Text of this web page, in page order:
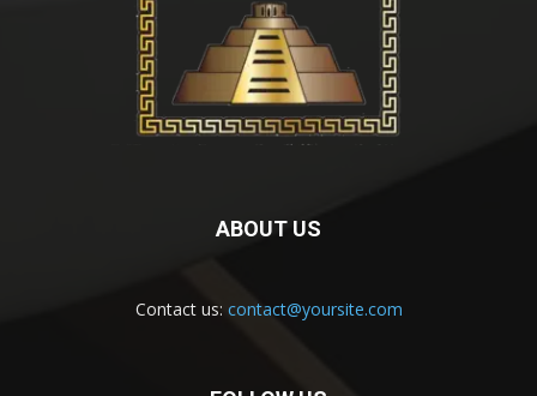
ABOUT US
Contact us: contact@yoursite.com